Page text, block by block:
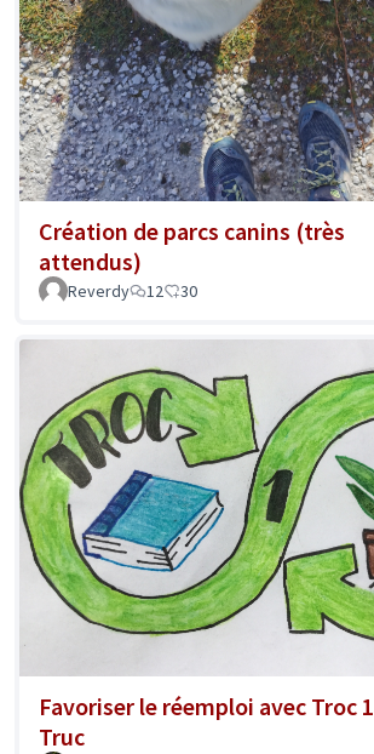
Création de parcs canins (très
attendus)
Reverdy 12 30
Favoriser le réemploi avec Troc 1
Truc